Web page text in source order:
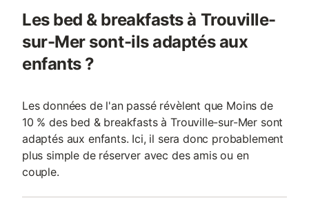
Les bed & breakfasts à Trouville-
sur-Mer sont-ils adaptés aux
enfants ?
Les données de l'an passé révèlent que Moins de
10 % des bed & breakfasts à Trouville-sur-Mer sont
adaptés aux enfants. Ici, il sera donc probablement
plus simple de réserver avec des amis ou en
couple.